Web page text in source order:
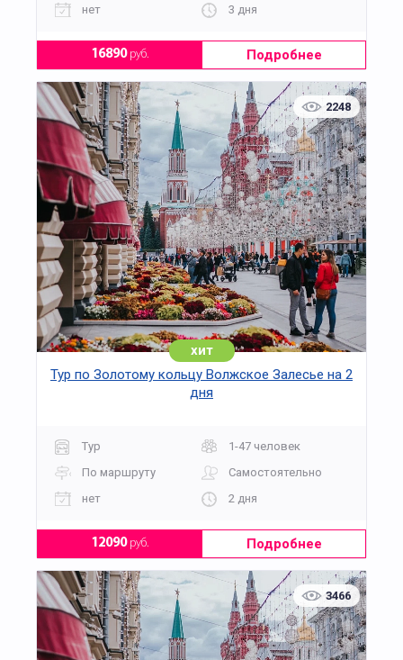
нет
3 дня
16890руб. Подробнее
2248
хит
Тур по Золотому кольцу Волжское Залесье на 2
дня
Тур
1-47 человек
По маршруту
Самостоятельно
нет
2 дня
12090руб. Подробнее
3466